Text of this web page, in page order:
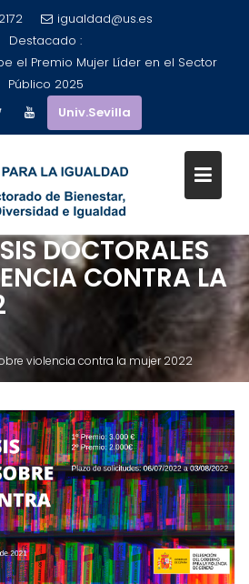
igualdad@us.es
Destacado :
el Premio Mujer Líder en el Sector
Público 2025
Univ.Sevilla
DOCTORALES
CONTRA LA
violencia contra la mujer 2022